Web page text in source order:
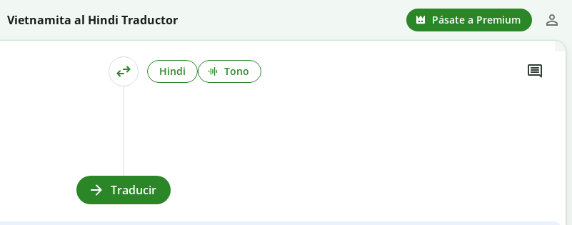
Vietnamita al Hindi Traductor Pásate a Premium
Hindi Tono
Traducir